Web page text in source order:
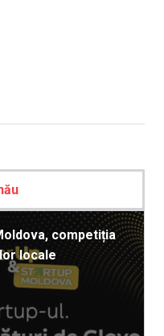
competiția
locale